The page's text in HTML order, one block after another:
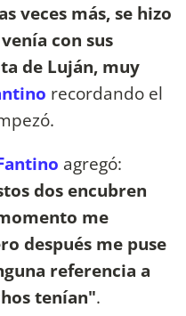
veces más, se hizo
con sus
de Luján, muy
recordando el
agregó:
dos encubren
me
después me puse
referencia a
tenían".